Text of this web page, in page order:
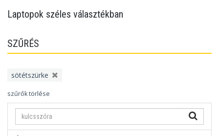
Laptopok széles választékban
SZŰRÉS
sötétszürke
szűrők törlése